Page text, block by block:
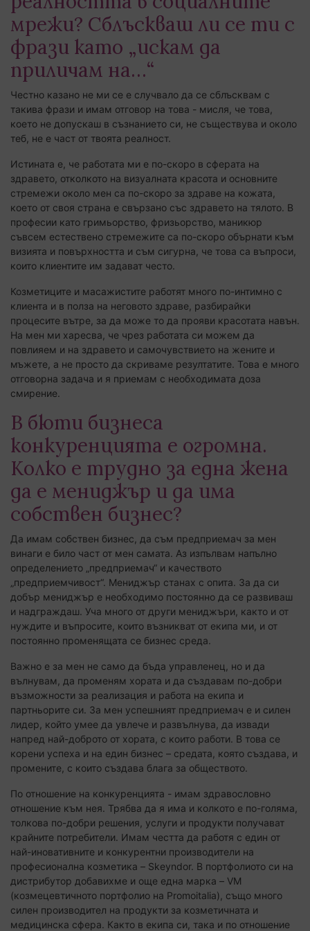
мрежи? Сблъскваш ли се ти с
фрази като „искам да
приличам на…“
Честно казано не ми се е случвало да се сблъсквам с
такива фрази и имам отговор на това - мисля, че това,
което не допускаш в съзнанието си, не съществува и около
теб, не е част от твоята реалност.
Истината е, че работата ми е по-скоро в сферата на
здравето, отколкото на визуалната красота и основните
стремежи около мен са по-скоро за здраве на кожата,
което от своя страна е свързано със здравето на тялото. В
професии като гримьорство, фризьорство, маникюр
съвсем естествено стремежите са по-скоро обърнати към
визията и повърхността и съм сигурна, че това са въпроси,
които клиентите им задават често.
Козметиците и масажистите работят много по-интимно с
клиента и в полза на неговото здраве, разбирайки
процесите вътре, за да може то да прояви красотата навън.
На мен ми харесва, че чрез работата си можем да
повлияем и на здравето и самочувствието на жените и
мъжете, а не просто да скриваме резултатите. Това е много
отговорна задача и я приемам с необходимата доза
смирение.
В бюти бизнеса
конкуренцията е огромна.
Колко е трудно за една жена
да е мениджър и да има
собствен бизнес?
Да имам собствен бизнес, да съм предприемач за мен
винаги е било част от мен самата. Аз изпълвам напълно
определението „предприемач“ и качеството
„предприемчивост“. Мениджър станах с опита. За да си
добър мениджър е необходимо постоянно да се развиваш
и надграждаш. Уча много от други мениджъри, както и от
нуждите и въпросите, които възникват от екипа ми, и от
постоянно променящата се бизнес среда.
Важно е за мен не само да бъда управленец, но и да
вълнувам, да променям хората и да създавам по-добри
възможности за реализация и работа на екипа и
партньорите си. За мен успешният предприемач е и силен
лидер, който умее да увлече и развълнува, да извади
напред най-доброто от хората, с които работи. В това се
корени успеха и на един бизнес – средата, която създава, и
промените, с които създава блага за обществото.
По отношение на конкуренцията - имам здравословно
отношение към нея. Трябва да я има и колкото е по-голяма,
толкова по-добри решения, услуги и продукти получават
крайните потребители. Имам честта да работя с един от
най-иновативните и конкурентни производители на
професионална козметика – Skeyndor. В портфолиото си на
дистрибутор добавихме и още една марка – VM
(козмецевтичното портфолио на Promoitalia), също много
силен производител на продукти за козметичната и
медицинска сфера. Както в екипа си, така и по отношение